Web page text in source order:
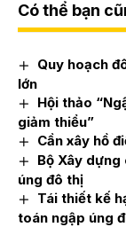
Có thể bạn
Quy hoạch
lớn
Hội thảo
giảm thiểu”
Cần xây hồ
Bộ Xây
úng đô thị
Tái thiết kế
toán ngập úng